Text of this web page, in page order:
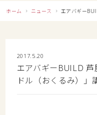
ホーム ニュース エアバギー
2017.5.20
エアバギーBUILD
ドル（おくるみ）」